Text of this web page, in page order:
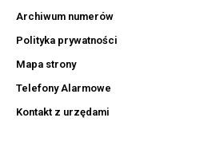
Archiwum numerów
Polityka prywatności
Mapa strony
Telefony Alarmowe
Kontakt z urzędami